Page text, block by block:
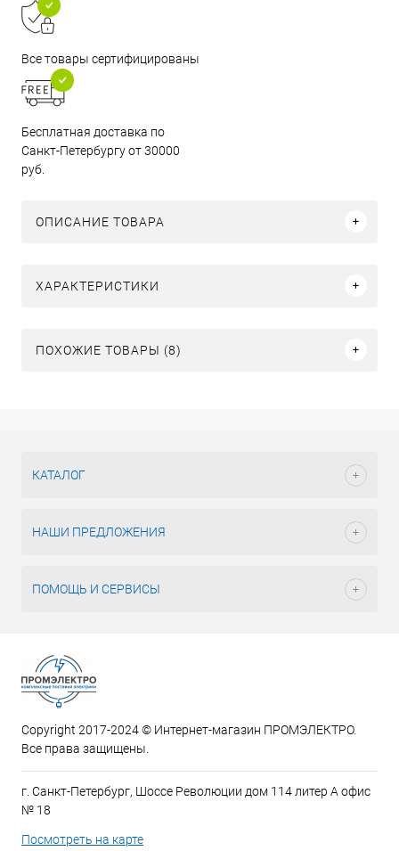
Все товары сертифицированы
Бесплатная доставка по
Санкт-Петербургу от 30000
руб.
ОПИСАНИЕ ТОВАРА
ХАРАКТЕРИСТИКИ
ПОХОЖИЕ ТОВАРЫ (8)
КАТАЛОГ
НАШИ ПРЕДЛОЖЕНИЯ
ПОМОЩЬ И СЕРВИСЫ
Copyright 2017-2024 © Интернет-магазин ПРОМЭЛЕКТРО.
Все права защищены.
г. Санкт-Петербург, Шоссе Революции дом 114 литер А офис
№ 18
Посмотреть на карте